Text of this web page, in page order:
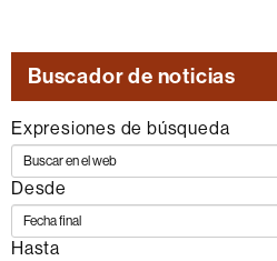
de
los
siguientes
ODS
Buscador de noticias
Expresiones de búsqueda
Desde
Hasta